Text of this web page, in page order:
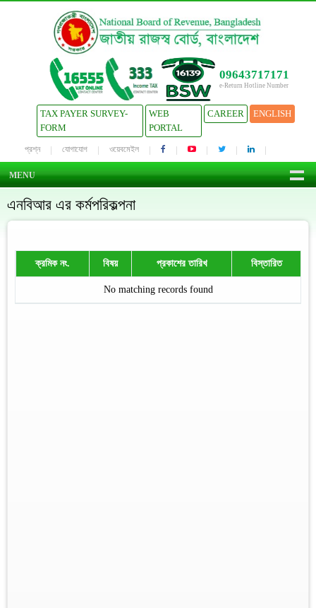
09643717171
e-Return Hotline Number
TAX PAYER SURVEY-
FORM
WEB
PORTAL
CAREER ENGLISH
প্রশ্ন যোগাযোগ ওয়েবমেইল
MENU
এনবিআর এর কর্মপরিকল্পনা
ক্রমিক নং. বিষয় প্রকাশের তারিখ বিস্তারিত
No matching records found